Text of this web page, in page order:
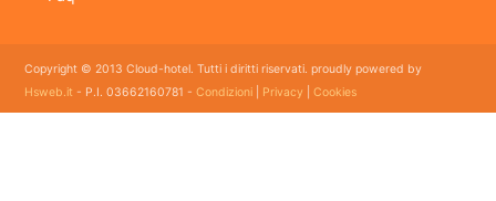
Copyright © 2013 Cloud-hotel. Tutti i diritti riservati. proudly powered by
Hsweb.it - P.I. 03662160781 -Condizioni Privacy |Cookies